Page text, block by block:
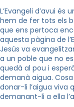
L’Evangeli d’avui
hem de fer tots els
que ens pertoca
aquesta pàgina de
Jesús va
a un poble que no
quedà al pou i
demanà aigua. Cosa
donar-li l’aigua viva
demanant-li a ella